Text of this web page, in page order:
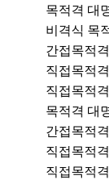
목적격 대
비격식 목
간접목적
직접목적
직접목적
목적격 대
간접목적
직접목적
직접목적